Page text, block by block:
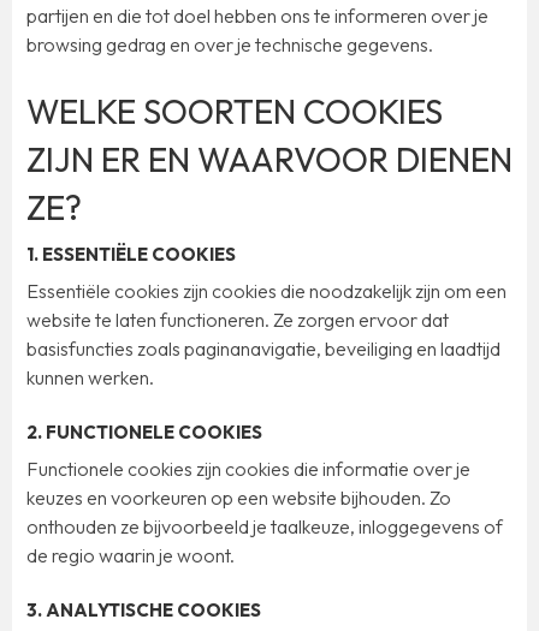
partijen en die tot doel hebben ons te informeren over je
browsing gedrag en over je technische gegevens.
WELKE SOORTEN COOKIES
ZIJN ER EN WAARVOOR DIENEN
ZE?
1. ESSENTIËLE COOKIES
Essentiële cookies zijn cookies die noodzakelijk zijn om een
website te laten functioneren. Ze zorgen ervoor dat
basisfuncties zoals paginanavigatie, beveiliging en laadtijd
kunnen werken.
2. FUNCTIONELE COOKIES
Functionele cookies zijn cookies die informatie over je
keuzes en voorkeuren op een website bijhouden. Zo
onthouden ze bijvoorbeeld je taalkeuze, inloggegevens of
de regio waarin je woont.
3. ANALYTISCHE COOKIES